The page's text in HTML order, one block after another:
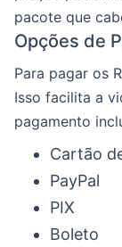
pacote que
Opções de
Para pagar os
Isso facilita a
pagamento
Cartão
PayPal
PIX
Boleto